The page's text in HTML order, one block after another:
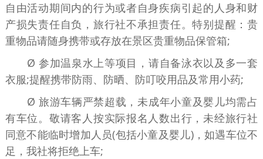
自由活动期间内的行为或者自身疾病引起的人身和财
产损失责任自负，旅行社不承担责任。特别提醒：贵
重物品请随身携带或存放在景区贵重物品保管箱;
Ø 参加温泉水上等项目，请自备泳衣以及多一套
衣服;提醒携带防雨、防晒、防叮咬用品及常用小药;
Ø 旅游车辆严禁超载，未成年小童及婴儿均需占
有车位。敬请客人按实际报名人数出行，未经旅行社
同意不能临时增加人员(包括小童及婴儿)，如遇车位不
足，我社将拒绝上车;